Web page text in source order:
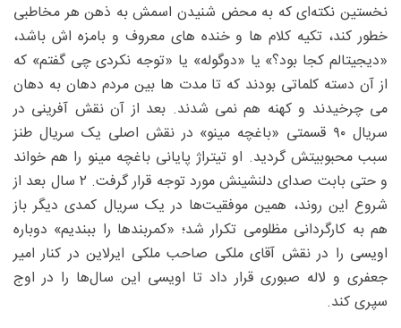
نخستین نکته‌ای که به محض شنیدن اسمش به ذهن هر مخاطبی
خطور کند، تکیه کلام ها و خنده های معروف و بامزه اش باشد،
«دیجیتالم کجا بود؟» یا «دوگوله» یا «توجه نکردی چی گفتم» که
از آن دسته کلماتی بودند که تا مدت ها بین مردم دهان به دهان
می چرخیدند و کهنه هم نمی شدند. بعد از آن نقش آفرینی در
سریال ۹۰ قسمتی «باغچه مینو» در نقش اصلی یک سریال طنز
سبب محبوبیتش گردید. او تیتراژ پایانی باغچه مینو را هم خواند
و حتی بابت صدای دلنشینش مورد توجه قرار گرفت. ۲ سال بعد از
شروع این روند، همین موفقیت‌ها در یک سریال کمدی دیگر باز
هم به کارگردانی مظلومی تکرار شد؛ «کمربندها را ببندیم» دوباره
اویسی را در نقش آقای ملکی صاحب ملکی ایرلاین در کنار امیر
جعفری و لاله صبوری قرار داد تا اویسی این سال‌ها را در اوج
سپری کند.